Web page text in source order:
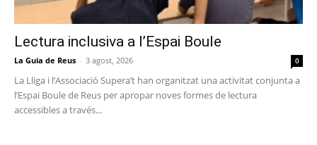
Lectura inclusiva a l’Espai Boule
La Guia de Reus - 3 agost, 2026 0
La Lliga i l’Associació Supera’t han organitzat una activitat conjunta a
l’Espai Boule de Reus per apropar noves formes de lectura
accessibles a través...